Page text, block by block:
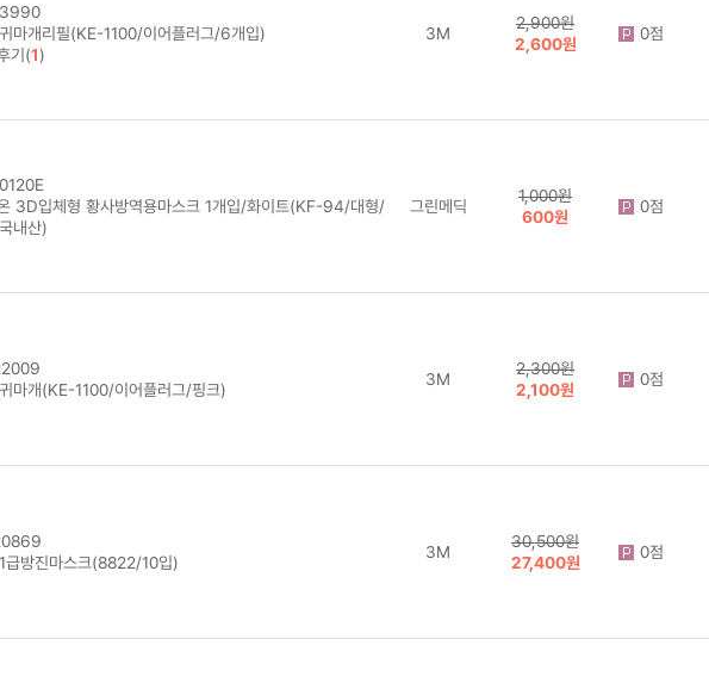
마개리필(KE-1100/이어플러그/6개입)
기(1)
3M
2,900원
2,600원
0점
3D입체형 황사방역용마스크 1개입/화이트(KF-94/대형/
내산)
그린메딕
1,000원
600원
0점
마개(KE-1100/이어플러그/핑크)
3M
2,300원
2,100원
0점
급방진마스크(8822/10입)
3M
30,500원
27,400원
0점